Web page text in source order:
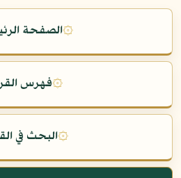
۞الصفحة
۞فهرس
۞البحث في